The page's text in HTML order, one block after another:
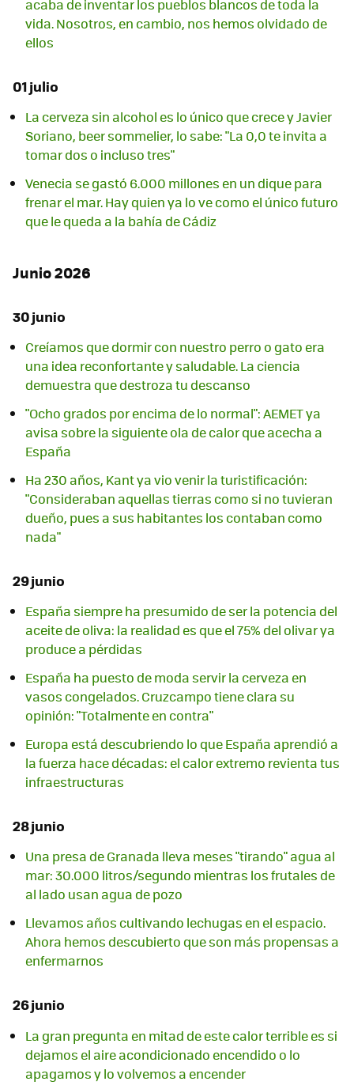
acaba de inventar los pueblos blancos de toda la
vida. Nosotros, en cambio, nos hemos olvidado de
ellos
01 julio
La cerveza sin alcohol es lo único que crece y Javier
Soriano, beer sommelier, lo sabe: "La 0,0 te invita a
tomar dos o incluso tres"
Venecia se gastó 6.000 millones en un dique para
frenar el mar. Hay quien ya lo ve como el único futuro
que le queda a la bahía de Cádiz
Junio 2026
30 junio
Creíamos que dormir con nuestro perro o gato era
una idea reconfortante y saludable. La ciencia
demuestra que destroza tu descanso
"Ocho grados por encima de lo normal": AEMET ya
avisa sobre la siguiente ola de calor que acecha a
España
Ha 230 años, Kant ya vio venir la turistificación:
"Consideraban aquellas tierras como si no tuvieran
dueño, pues a sus habitantes los contaban como
nada"
29 junio
España siempre ha presumido de ser la potencia del
aceite de oliva: la realidad es que el 75% del olivar ya
produce a pérdidas
España ha puesto de moda servir la cerveza en
vasos congelados. Cruzcampo tiene clara su
opinión: "Totalmente en contra"
Europa está descubriendo lo que España aprendió a
la fuerza hace décadas: el calor extremo revienta tus
infraestructuras
28 junio
Una presa de Granada lleva meses "tirando" agua al
mar: 30.000 litros/segundo mientras los frutales de
al lado usan agua de pozo
Llevamos años cultivando lechugas en el espacio.
Ahora hemos descubierto que son más propensas a
enfermarnos
26 junio
La gran pregunta en mitad de este calor terrible es si
dejamos el aire acondicionado encendido o lo
apagamos y lo volvemos a encender